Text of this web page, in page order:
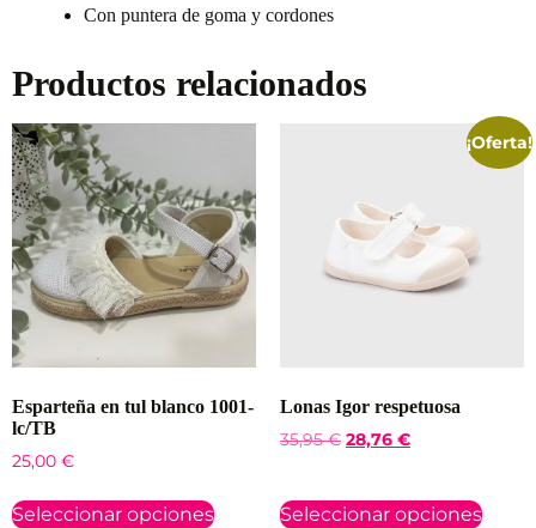
Con puntera de goma y cordones
Productos relacionados
Esparteña en tul blanco 1001-
lc/TB
25,00 €
Seleccionar opciones
¡Oferta!
Lonas Igor respetuosa
35,95€ 28,76 €
Seleccionar opciones